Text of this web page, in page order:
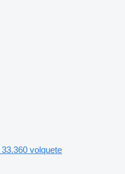
volquete